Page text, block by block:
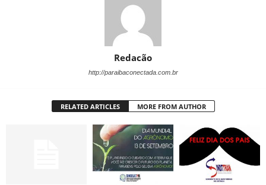
Redacão
http://paraibaconectada.com.br
RELATED ARTICLES MORE FROM AUTHOR